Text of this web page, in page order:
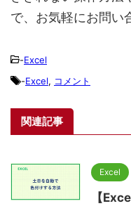
で、お気軽にお問い
-Excel
-Excel, コメント
関連記事
Excel
【